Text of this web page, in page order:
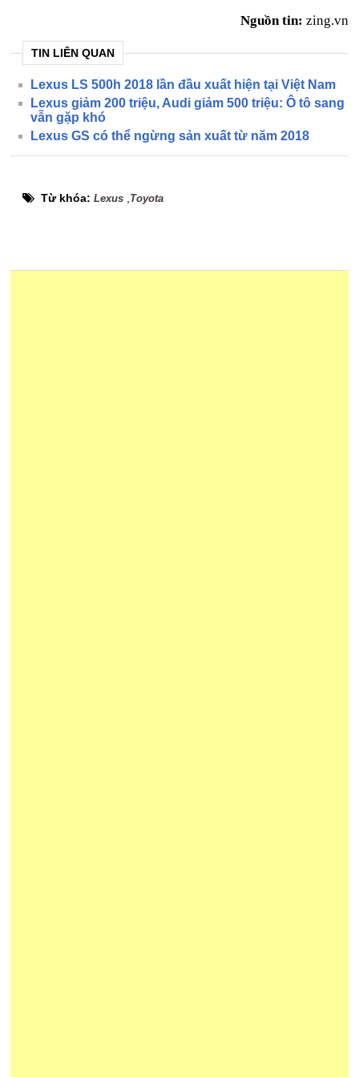
Nguồn tin: zing.vn
TIN LIÊN QUAN
Lexus LS 500h 2018 lần đầu xuất hiện tại Việt Nam
Lexus giảm 200 triệu, Audi giảm 500 triệu: Ô tô sang
vẫn gặp khó
Lexus GS có thể ngừng sản xuất từ năm 2018
Từ khóa:Lexus Toyota